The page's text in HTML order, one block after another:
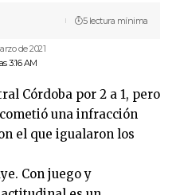
3:16 AM
de 2021
5 lectura mínima
Córdoba por 2 a 1, pero
una infracción
el que igualaron los
Con juego y